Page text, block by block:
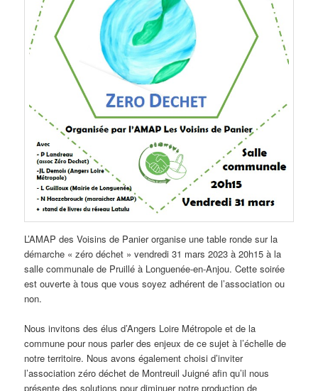
L’AMAP des Voisins de Panier organise une table ronde sur la
démarche « zéro déchet » vendredi 31 mars 2023 à 20h15 à la
salle communale de Pruillé à Longuenée-en-Anjou. Cette soirée
est ouverte à tous que vous soyez adhérent de l’association ou
non.
Nous invitons des élus d’Angers Loire Métropole et de la
commune pour nous parler des enjeux de ce sujet à l’échelle de
notre territoire. Nous avons également choisi d’inviter
l’association zéro déchet de Montreuil Juigné afin qu’il nous
présente des solutions pour diminuer notre production de